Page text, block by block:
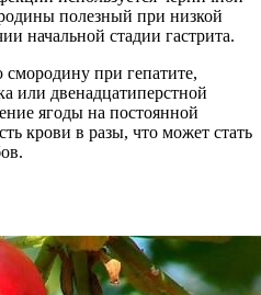
полезный при низкой
начальной стадии гастрита.
при гепатите,
или двенадцатиперстной
ягоды на постоянной
крови в разы, что может стать